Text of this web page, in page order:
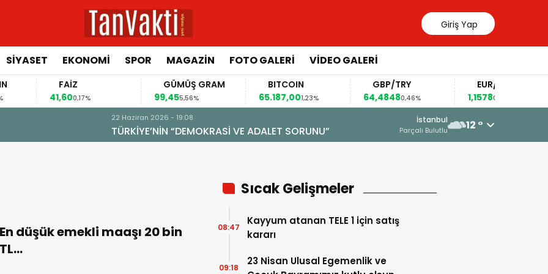
Giriş Yap
SİYASET EKONOMİ SPOR MAGAZİN FOTO GALERİ VİDEO GALERİ
FAİZ
41,60
0,17%
GÜMÜŞ GRAM
99,45
5,56%
BITCOIN
65.187,001,23%
GBP/TRY
64,48480,46%
EUR/USD
1,1578
0,46%
16 Haziran 2026 - 23:33
“DEVLET AKLI” ALDATMACASI
İstanbul
Parçalı Bulutlu 12 °
En düşük emekli maaşı 20 bin
TL…
Sıcak Gelişmeler
Kayyum atanan TELE 1 için satış
kararı
08:47
23 Nisan Ulusal Egemenlik ve
09:18